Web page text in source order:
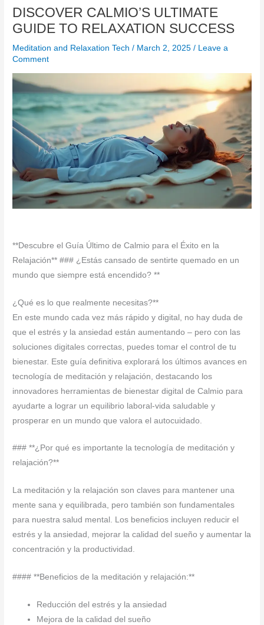
DISCOVER CALMIO’S ULTIMATE
GUIDE TO RELAXATION SUCCESS
Meditation and Relaxation Tech / March 2, 2025/ Leave a
Comment
**Descubre el Guía Último de Calmio para el Éxito en la
Relajación** ### ¿Estás cansado de sentirte quemado en un
mundo que siempre está encendido? **
¿Qué es lo que realmente necesitas?**
En este mundo cada vez más rápido y digital, no hay duda de
que el estrés y la ansiedad están aumentando – pero con las
soluciones digitales correctas, puedes tomar el control de tu
bienestar. Este guía definitiva explorará los últimos avances en
tecnología de meditación y relajación, destacando los
innovadores herramientas de bienestar digital de Calmio para
ayudarte a lograr un equilibrio laboral-vida saludable y
prosperar en un mundo que valora el autocuidado.
### **¿Por qué es importante la tecnología de meditación y
relajación?**
La meditación y la relajación son claves para mantener una
mente sana y equilibrada, pero también son fundamentales
para nuestra salud mental. Los beneficios incluyen reducir el
estrés y la ansiedad, mejorar la calidad del sueño y aumentar la
concentración y la productividad.
#### **Beneficios de la meditación y relajación:**
Reducción del estrés y la ansiedad
Mejora de la calidad del sueño